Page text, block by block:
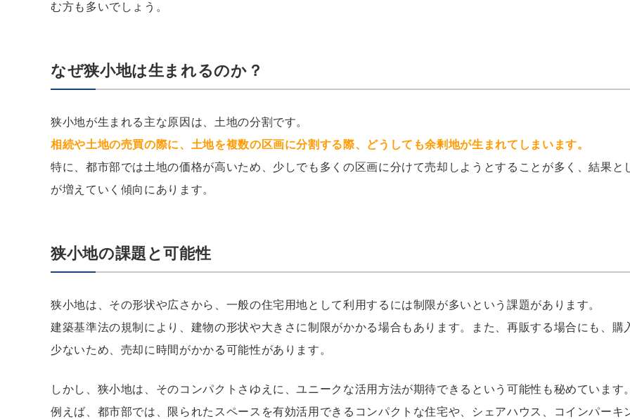
む方も多いでしょう。
なぜ狭小地は生まれるのか？
狭小地が生まれる主な原因は、土地の分割です。
相続や土地の売買の際に、土地を複数の区画に分割する際、どうしても余剰地が生まれてしまいます。
特に、都市部では土地の価格が高いため、少しでも多くの区画に分けて売却しようとすることが多く、結果と
が増えていく傾向にあります。
狭小地の課題と可能性
狭小地は、その形状や広さから、一般の住宅用地として利用するには制限が多いという課題があります。
建築基準法の規制により、建物の形状や大きさに制限がかかる場合もあります。また、再販する場合にも、購
少ないため、売却に時間がかかる可能性があります。
しかし、狭小地は、そのコンパクトさゆえに、ユニークな活用方法が期待できるという可能性も秘めています。
例えば、都市部では、限られたスペースを有効活用できるコンパクトな住宅や、シェアハウス、コインパーキ